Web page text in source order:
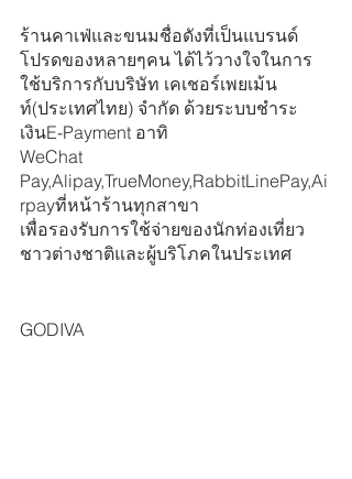
ร้านคาเฟ่และขนมชื่อดังที่เป็นแบรนด์
โปรดของหลายๆคน ได้ไว้วางใจในการ
ใช้บริการกับบริษัท เคเชอร์เพยเม้น
ท์(ประเทศไทย) จำกัด ด้วยระบบชำระ
เงินE-Payment อาทิ
WeChat
Pay,Alipay,TrueMoney,RabbitLinePay,Ai
rpayที่หน้าร้านทุกสาขา
เพื่อรองรับการใช้จ่ายของนักท่องเที่ยว
ชาวต่างชาติและผู้บริโภคในประเทศ
GODIVA